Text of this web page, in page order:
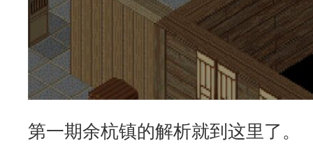
第一期余杭镇的解析就到这里了。